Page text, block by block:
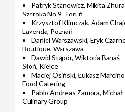
• Patryk Stanewicz, Mikita
Szeroka No 9, Toruń
• Krzysztof Klimczak, Adam
Lavenda, Poznań
• Daniel Warszawski, Eryk
Boutique, Warszawa
• Dawid Stąpór, Wiktoria Banaś
Słoń, Kielce
• Maciej Osiński, Łukasz
Food Catering
• Pablo Andreas Zamora, Michał
Culinary Group